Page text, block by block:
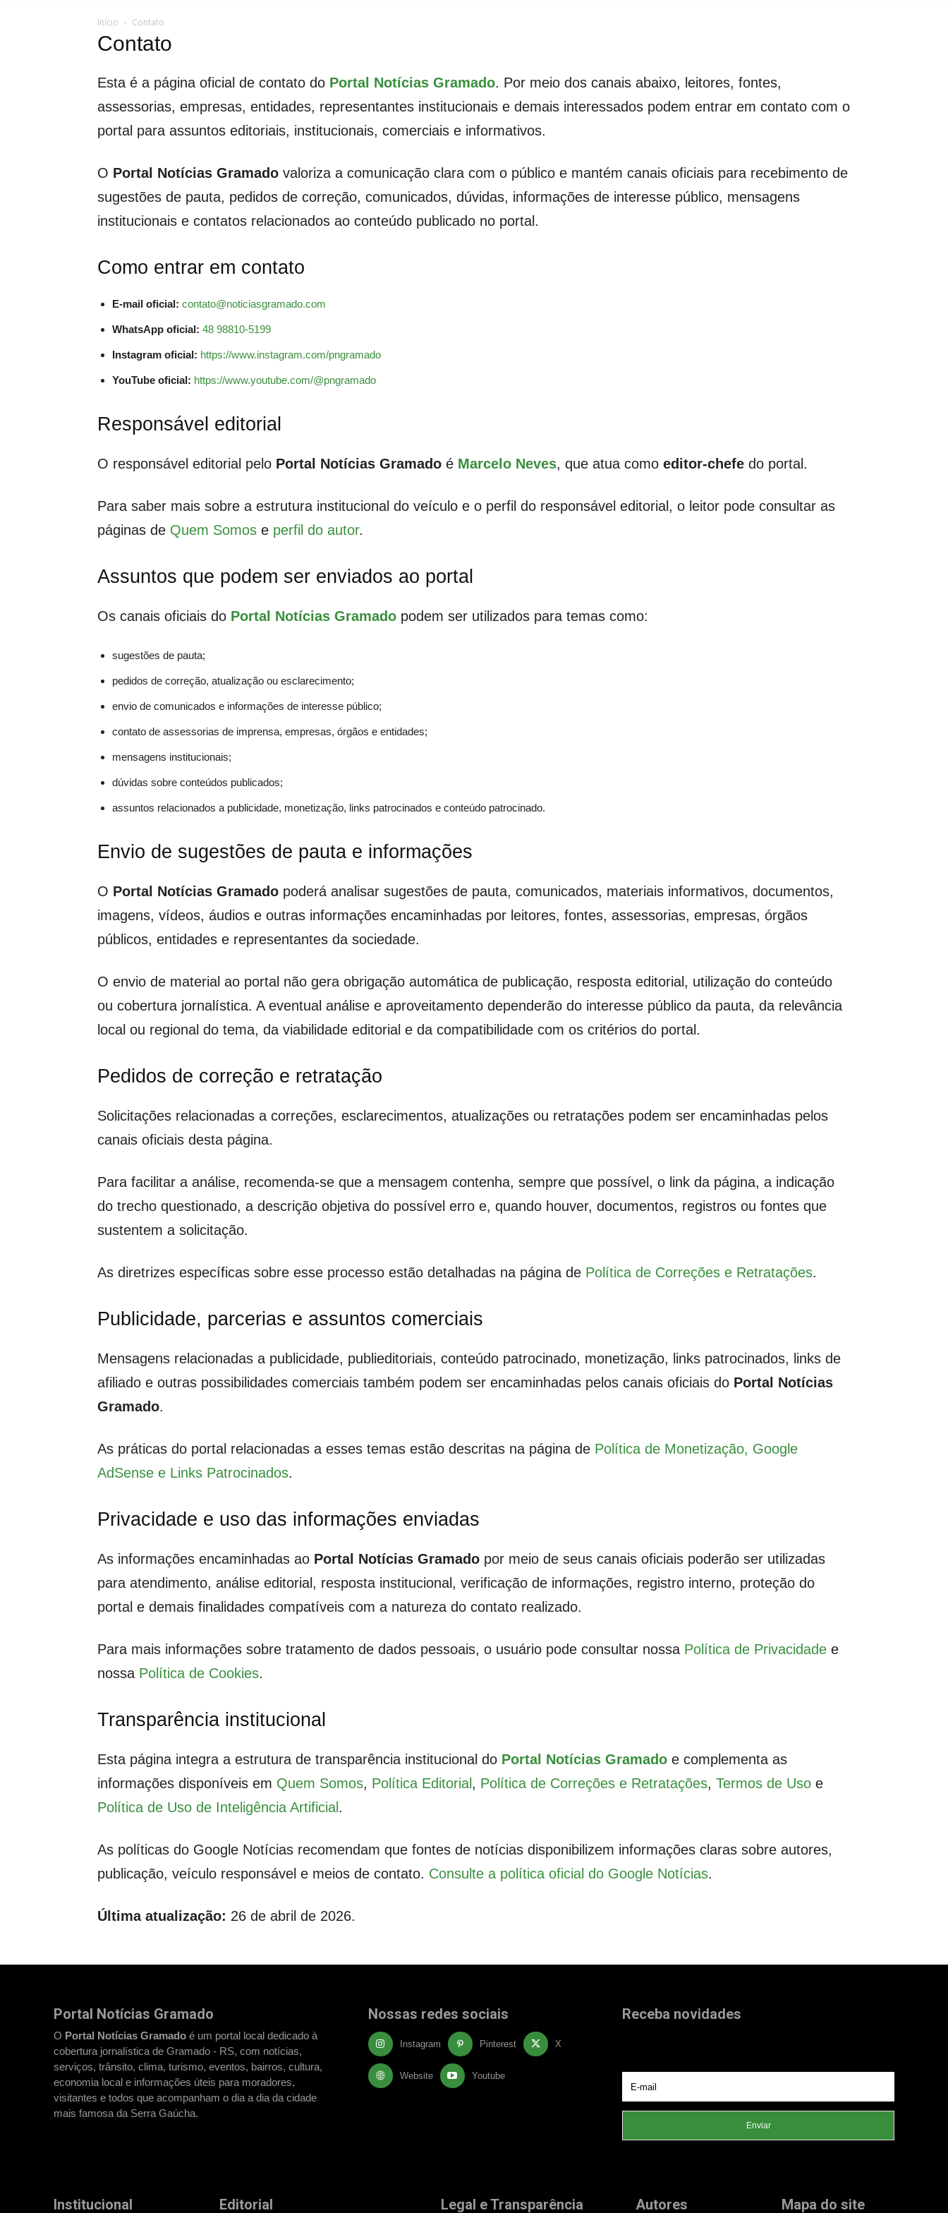
Início Contato
Contato
Esta é a página oficial de contato do Portal Notícias Gramado. Por meio dos canais abaixo, leitores, fontes,
assessorias, empresas, entidades, representantes institucionais e demais interessados podem entrar em contato com o
portal para assuntos editoriais, institucionais, comerciais e informativos.
O Portal Notícias Gramado valoriza a comunicação clara com o público e mantém canais oficiais para recebimento de
sugestões de pauta, pedidos de correção, comunicados, dúvidas, informações de interesse público, mensagens
institucionais e contatos relacionados ao conteúdo publicado no portal.
Como entrar em contato
E-mail oficial: contato@noticiasgramado.com
WhatsApp oficial: 48 98810-5199
Instagram oficial: https://www.instagram.com/pngramado
YouTube oficial: https://www.youtube.com/@pngramado
Responsável editorial
O responsável editorial pelo Portal Notícias Gramado é Marcelo Neves, que atua como editor-chefe do portal.
Para saber mais sobre a estrutura institucional do veículo e o perfil do responsável editorial, o leitor pode consultar as
páginas de Quem Somos e perfil do autor.
Assuntos que podem ser enviados ao portal
Os canais oficiais do Portal Notícias Gramado podem ser utilizados para temas como:
sugestões de pauta;
pedidos de correção, atualização ou esclarecimento;
envio de comunicados e informações de interesse público;
contato de assessorias de imprensa, empresas, órgãos e entidades;
mensagens institucionais;
dúvidas sobre conteúdos publicados;
assuntos relacionados a publicidade, monetização, links patrocinados e conteúdo patrocinado.
Envio de sugestões de pauta e informações
O Portal Notícias Gramado poderá analisar sugestões de pauta, comunicados, materiais informativos, documentos,
imagens, vídeos, áudios e outras informações encaminhadas por leitores, fontes, assessorias, empresas, órgãos
públicos, entidades e representantes da sociedade.
O envio de material ao portal não gera obrigação automática de publicação, resposta editorial, utilização do conteúdo
ou cobertura jornalística. A eventual análise e aproveitamento dependerão do interesse público da pauta, da relevância
local ou regional do tema, da viabilidade editorial e da compatibilidade com os critérios do portal.
Pedidos de correção e retratação
Solicitações relacionadas a correções, esclarecimentos, atualizações ou retratações podem ser encaminhadas pelos
canais oficiais desta página.
Para facilitar a análise, recomenda-se que a mensagem contenha, sempre que possível, o link da página, a indicação
do trecho questionado, a descrição objetiva do possível erro e, quando houver, documentos, registros ou fontes que
sustentem a solicitação.
As diretrizes específicas sobre esse processo estão detalhadas na página de Política de Correções e Retratações.
Publicidade, parcerias e assuntos comerciais
Mensagens relacionadas a publicidade, publieditoriais, conteúdo patrocinado, monetização, links patrocinados, links de
afiliado e outras possibilidades comerciais também podem ser encaminhadas pelos canais oficiais do Portal Notícias
Gramado.
As práticas do portal relacionadas a esses temas estão descritas na página de Política de Monetização, Google
AdSense e Links Patrocinados.
Privacidade e uso das informações enviadas
As informações encaminhadas ao Portal Notícias Gramado por meio de seus canais oficiais poderão ser utilizadas
para atendimento, análise editorial, resposta institucional, verificação de informações, registro interno, proteção do
portal e demais finalidades compatíveis com a natureza do contato realizado.
Para mais informações sobre tratamento de dados pessoais, o usuário pode consultar nossa Política de Privacidade e
nossa Política de Cookies.
Transparência institucional
Esta página integra a estrutura de transparência institucional do Portal Notícias Gramado e complementa as
informações disponíveis em Quem Somos, Política Editorial , Política de Correções e Retratações, Termos de Uso e
Política de Uso de Inteligência Artificial .
As políticas do Google Notícias recomendam que fontes de notícias disponibilizem informações claras sobre autores,
publicação, veículo responsável e meios de contato. Consulte a política oficial do Google Notícias.
Última atualização: 26 de abril de 2026.
Portal Notícias Gramado
O Portal Notícias Gramado é um portal local dedicado à
cobertura jornalística de Gramado - RS, com notícias,
serviços, trânsito, clima, turismo, eventos, bairros, cultura,
economia local e informações úteis para moradores,
visitantes e todos que acompanham o dia a dia da cidade
mais famosa da Serra Gaúcha.
Nossas redes sociais
Instagram Pinterest X
Website Youtube
Receba novidades
Enviar
Institucional Editorial Legal e Transparência Autores Mapa do site